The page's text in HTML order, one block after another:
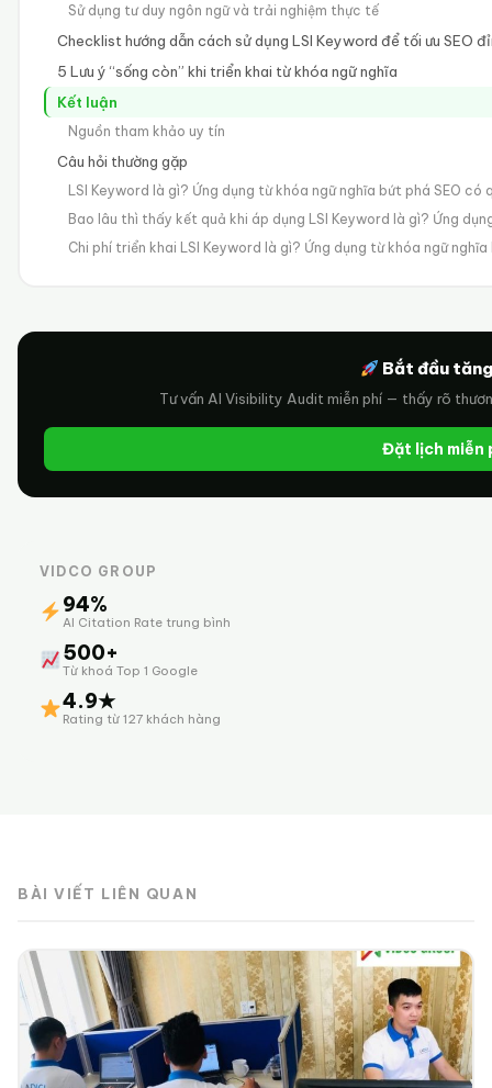
Sử dụng tư duy ngôn ngữ và trải nghiệm thực tế
Checklist hướng dẫn cách sử dụng LSI Keyword để tối ưu SEO
5 Lưu ý “sống còn” khi triển khai từ khóa ngữ nghĩa
Kết luận
Nguồn tham khảo uy tín
Câu hỏi thường gặp
LSI Keyword là gì? Ứng dụng từ khóa ngữ nghĩa bứt phá SEO có
Bao lâu thì thấy kết quả khi áp dụng LSI Keyword là gì? Ứng
Chi phí triển khai LSI Keyword là gì? Ứng dụng từ khóa ngữ
Bắt đầu
Tư vấn AI Visibility Audit miễn phí — thấy rõ
Đặt lịch miễn
VIDCO GROUP
94%
AI Citation Rate trung bình
500+
Từ khoá Top 1 Google
4.9★
Rating từ 127 khách hàng
BÀI VIẾT LIÊN QUAN